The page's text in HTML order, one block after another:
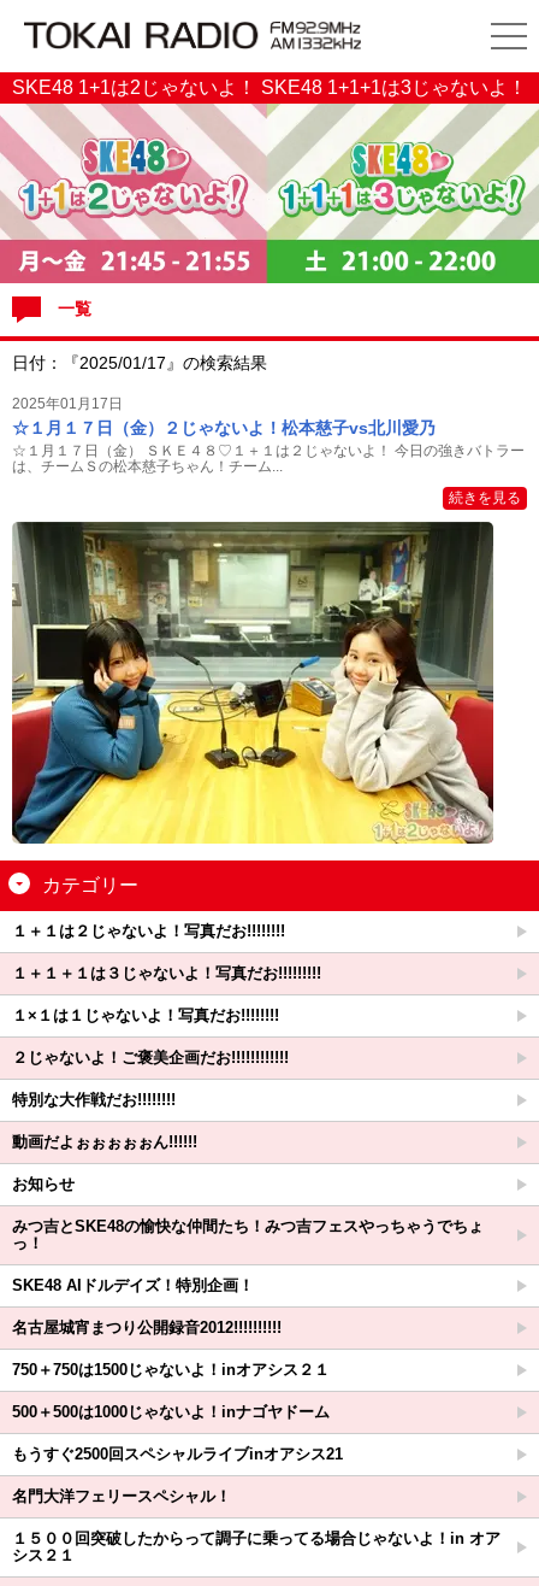
SKE48 1+1は2じゃないよ！ SKE48 1+1+1は3じゃないよ！
一覧
日付：『2025/01/17』の検索結果
2025年01月17日
☆１月１７日（金）２じゃないよ！松本慈子vs北川愛乃
☆１月１７日（金） ＳＫＥ４８♡１＋１は２じゃないよ！ 今日の強きバトラー
は、チームＳの松本慈子ちゃん！チーム...
続きを見る
カテゴリー
１＋１は２じゃないよ！写真だお!!!!!!!!
１＋１＋１は３じゃないよ！写真だお!!!!!!!!!
１×１は１じゃないよ！写真だお!!!!!!!!
２じゃないよ！ご褒美企画だお!!!!!!!!!!!!
特別な大作戦だお!!!!!!!!
動画だよぉぉぉぉぉん!!!!!!
お知らせ
みつ吉とSKE48の愉快な仲間たち！みつ吉フェスやっちゃうでちょ
っ！
SKE48 AIドルデイズ！特別企画！
名古屋城宵まつり公開録音2012!!!!!!!!!!
750＋750は1500じゃないよ！inオアシス２１
500＋500は1000じゃないよ！inナゴヤドーム
もうすぐ2500回スペシャルライブinオアシス21
名門大洋フェリースペシャル！
１５００回突破したからって調子に乗ってる場合じゃないよ！in オア
シス２１